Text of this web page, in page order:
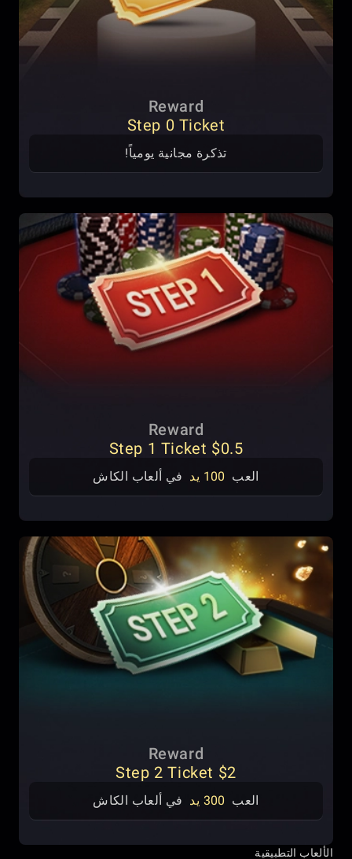
Reward
Step 0 Ticket
تذكرة مجانية يومياً!
Reward
$0.5 Step 1 Ticket
العب 100 يد في ألعاب الكاش
Reward
$2 Step 2 Ticket
العب 300 يد في ألعاب الكاش
الألعاب التطبيقية